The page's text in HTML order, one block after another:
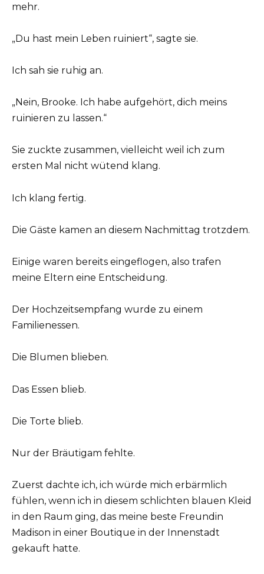
mehr.
„Du hast mein Leben ruiniert“, sagte sie.
Ich sah sie ruhig an.
„Nein, Brooke. Ich habe aufgehört, dich meins
ruinieren zu lassen.“
Sie zuckte zusammen, vielleicht weil ich zum
ersten Mal nicht wütend klang.
Ich klang fertig.
Die Gäste kamen an diesem Nachmittag trotzdem.
Einige waren bereits eingeflogen, also trafen
meine Eltern eine Entscheidung.
Der Hochzeitsempfang wurde zu einem
Familienessen.
Die Blumen blieben.
Das Essen blieb.
Die Torte blieb.
Nur der Bräutigam fehlte.
Zuerst dachte ich, ich würde mich erbärmlich
fühlen, wenn ich in diesem schlichten blauen Kleid
in den Raum ging, das meine beste Freundin
Madison in einer Boutique in der Innenstadt
gekauft hatte.